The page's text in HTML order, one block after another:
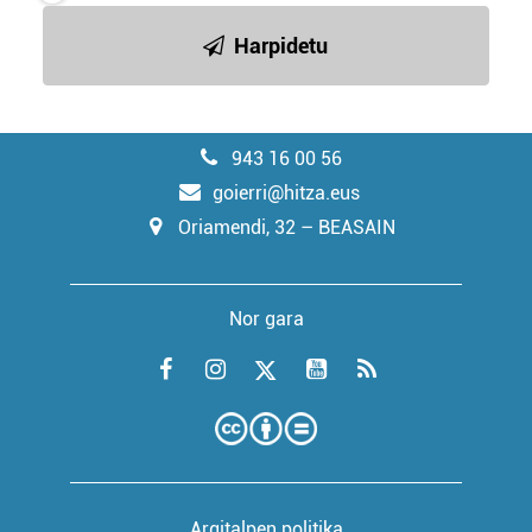
Harpidetu
943 16 00 56
goierri@hitza.eus
Oriamendi, 32 – BEASAIN
Nor gara